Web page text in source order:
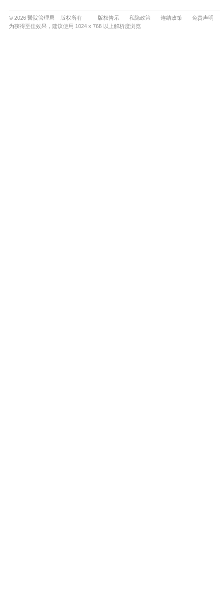
© 2026 醫院管理局 版权所有 版权告示 私隐政策 连结政策
免责声明
为获得至佳效果，建议使用 1024 x 768 以上解析度浏览